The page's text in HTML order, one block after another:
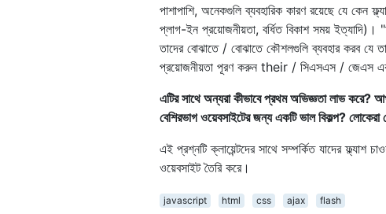
পাশাপাশি, অনেকগুলি ব্যবহারিক কারণ রয়েছে যে কেন
প্লাগ-ইন প্রয়োজনীয়তা, বর্ধিত বিকাশ সময় ইত্যাদি)।
তাদের বোঝাতে / বোঝাতে কৌশলগুলি ব্যবহার করব যে
প্রয়োজনীয়তা পূরণ করুন their / সিএসএস / জেএস এবং
এটির সাথে অন্যরা কীভাবে প্রথম অভিজ্ঞতা লাভ করে?
বেশিরভাগ ওয়েবসাইটের জন্য একটি ভাল বিকল্প?
এই প্রশ্নটি ক্লায়েন্টদের সাথে সম্পর্কিত যাদের ফ্ল্যাশ
ওয়েবসাইট তৈরি করে।
javascript html css ajax flash